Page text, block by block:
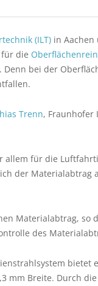
(ILT) in
für die
Denn bei der
Trenn, Fraunhofer
allem für die
der
Materialabtrag, so
des
bietet
mm Breite. Durch